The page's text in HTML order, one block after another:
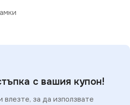
с вашия купон!
за да използвате